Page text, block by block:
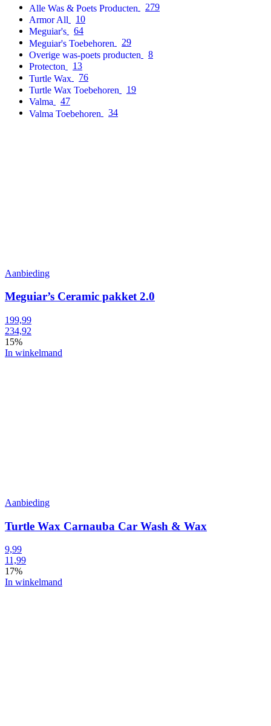
Alle Was & Poets Producten
279
Armor All
10
Meguiar's
64
Meguiar's Toebehoren
29
Overige was-poets producten
8
Protecton
13
Turtle Wax
76
Turtle Wax Toebehoren
19
Valma
47
Valma Toebehoren
34
Aanbieding
Meguiar’s Ceramic pakket 2.0
199,99
234,92
15%
In winkelmand
Aanbieding
Turtle Wax Carnauba Car Wash & Wax
9,99
11,99
17%
In winkelmand